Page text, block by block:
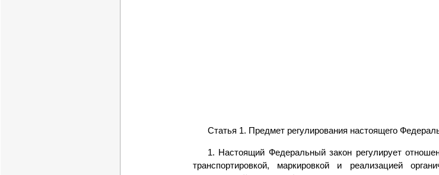
Статья 1. Предмет регулирования настоящего
1. Настоящий Федеральный закон регулирует
транспортировкой, маркировкой и реализацией